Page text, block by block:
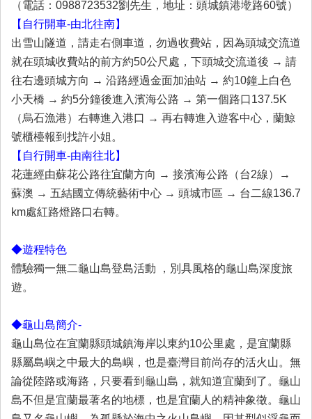
（電話：0988723532劉先生，地址：頭城鎮港墘路60號）
【自行開車-由北往南】
出雪山隧道，請走右側車道，勿過收費站，因為頭城交流道
就在頭城收費站的前方約50公尺處，下頭城交流道後 → 請
往右邊頭城方向 → 沿路經過金面加油站 → 約10鐘上白色
小天橋 → 約5分鐘後進入濱海公路 → 第一個路口137.5K
（烏石漁港）右轉進入港口 → 再右轉進入遊客中心，蘭鯨
號櫃檯報到找許小姐。
【自行開車-由南往北】
花蓮經由蘇花公路往宜蘭方向 → 接濱海公路（台2線）→
蘇澳 → 五結國立傳統藝術中心 → 頭城市區 → 台二線136.7
km處紅路燈路口右轉。
◆遊程特色
體驗獨一無二龜山島登島活動 ，別具風格的龜山島深度旅
遊。
◆龜山島簡介-
龜山島位在宜蘭縣頭城鎮海岸以東約10公里處，是宜蘭縣
縣屬島嶼之中最大的島嶼，也是臺灣目前尚存的活火山。無
論從陸路或海路，只要看到龜山島，就知道宜蘭到了。龜山
島不但是宜蘭最著名的地標，也是宜蘭人的精神象徵。龜山